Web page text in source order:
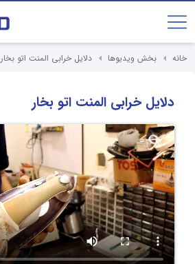
خانه بخش ویدیوها دلایل خرابی المنت اتو بخار
دلایل خرابی المنت اتو بخار